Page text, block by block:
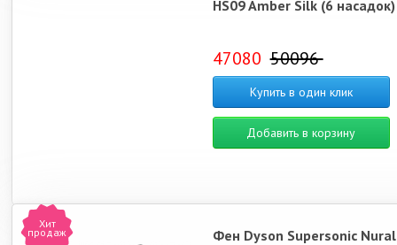
HS09 Amber Silk (6 насадок)
47080 50096
Купить в один клик
Добавить в корзину
Хит
продаж
Фен Dyson Supersonic